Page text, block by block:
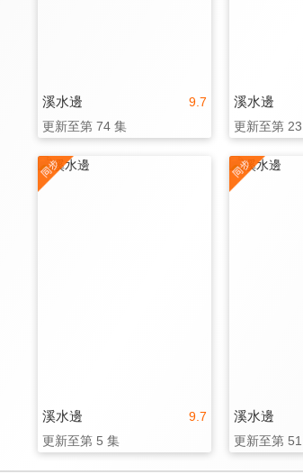
9.7
溪水邊
更新至第 74 集
溪水邊
更新至第
9.7
溪水邊
更新至第 5 集
溪水邊
更新至第